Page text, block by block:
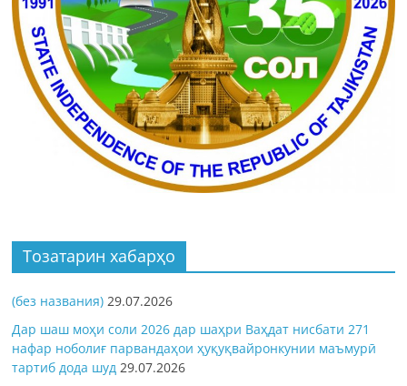
Тозатарин хабарҳо
(без названия) 29.07.2026
Дар шаш моҳи соли 2026 дар шаҳри Ваҳдат нисбати 271
нафар ноболиғ парвандаҳои ҳуқуқвайронкунии маъмурӣ
тартиб дода шуд 29.07.2026